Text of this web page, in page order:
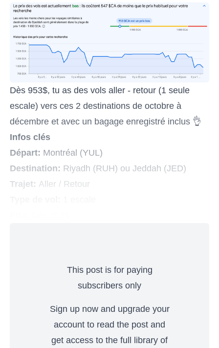
Dès 953$, tu as des vols aller - retour (1 seule
escale) vers ces 2 destinations de octobre à
décembre et avec un bagage enregistré inclus 👌
Infos clés
Départ: Montréal (YUL)
Destination: Riyadh (RUH) ou Jeddah (JED)
Trajet: Aller / Retour
This post is for paying
subscribers only
Sign up now and upgrade your
account to read the post and
get access to the full library of